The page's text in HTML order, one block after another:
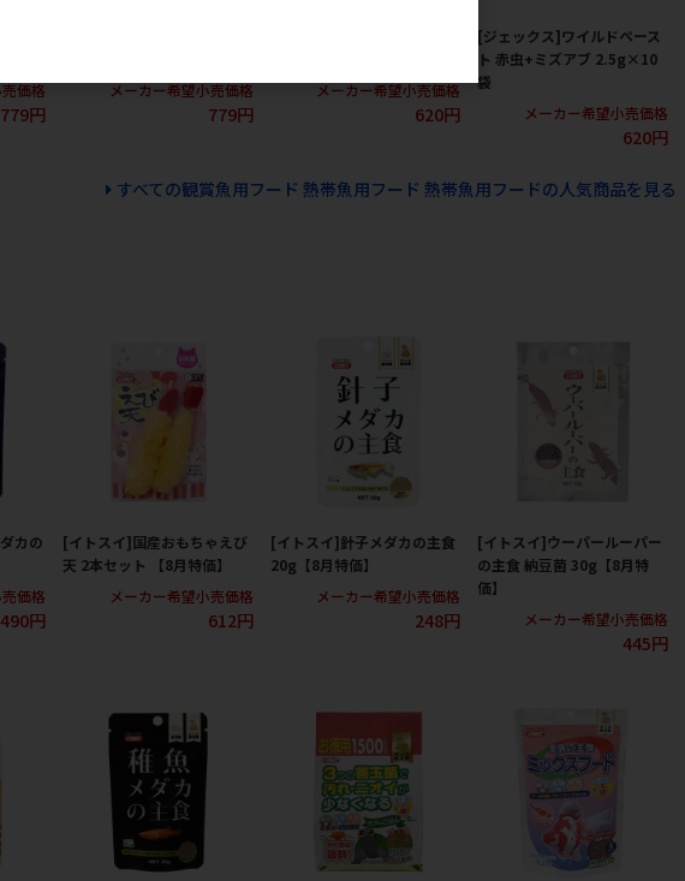
価格
779円
メーカー希望小売価格
779円
メーカー希望小売価格
620円
[ジェックス]ワイルドペース
ト 赤虫+ミズアブ 2.5g×10
袋
メーカー希望小売価格
620円
すべての観賞魚用フード 熱帯魚用フード 熱帯魚用フードの人気商品を見る
カの
価格
490円
[イトスイ]国産おもちゃえび
天 2本セット 【8月特価】
メーカー希望小売価格
612円
[イトスイ]針子メダカの主食
20g【8月特価】
メーカー希望小売価格
248円
[イトスイ]ウーパールーパー
の主食 納豆菌 30g【8月特
価】
メーカー希望小売価格
445円